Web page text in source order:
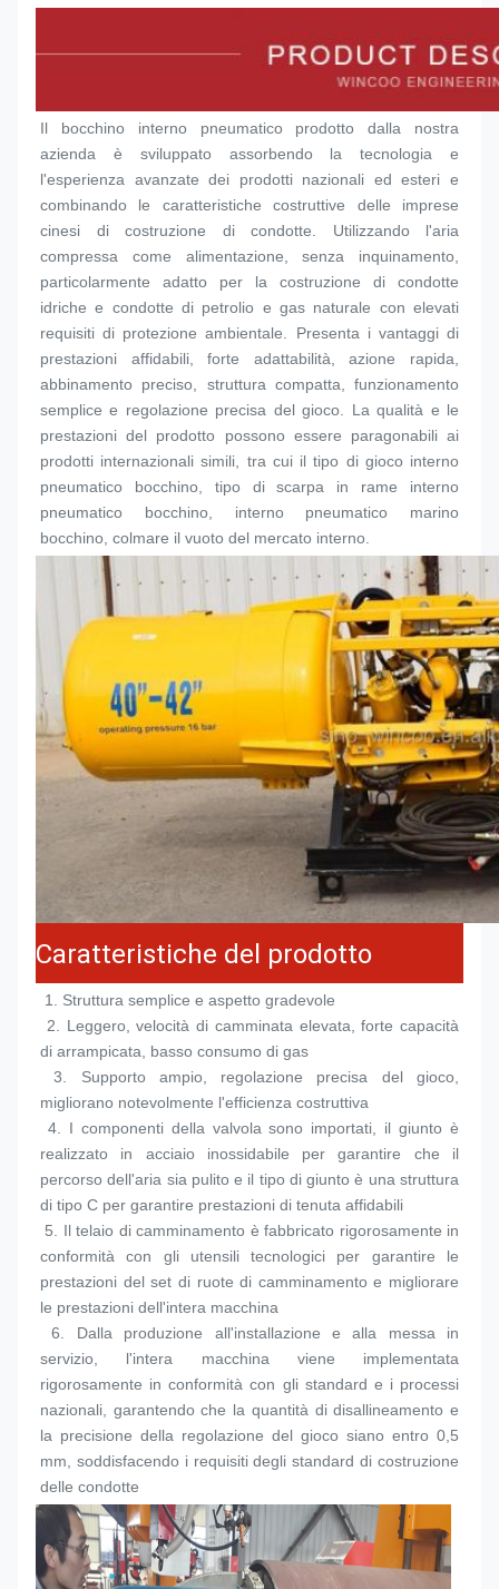
Il bocchino interno pneumatico prodotto dalla nostra
azienda è sviluppato assorbendo la tecnologia e
l'esperienza avanzate dei prodotti nazionali ed esteri e
combinando le caratteristiche costruttive delle imprese
cinesi di costruzione di condotte. Utilizzando l'aria
compressa come alimentazione, senza inquinamento,
particolarmente adatto per la costruzione di condotte
idriche e condotte di petrolio e gas naturale con elevati
requisiti di protezione ambientale. Presenta i vantaggi di
prestazioni affidabili, forte adattabilità, azione rapida,
abbinamento preciso, struttura compatta, funzionamento
semplice e regolazione precisa del gioco. La qualità e le
prestazioni del prodotto possono essere paragonabili ai
prodotti internazionali simili, tra cui il tipo di gioco interno
pneumatico bocchino, tipo di scarpa in rame interno
pneumatico bocchino
bocchino , colmare il vuoto del mercato interno.
Caratteristiche del prodotto
1. Struttura semplice e aspetto gradevole
2. Leggero, velocità di camminata elevata, forte capacità
di arrampicata, basso consumo di gas
3. Supporto ampio, regolazione precisa del gioco,
migliorano notevolmente l'efficienza costruttiva
4. I componenti della valvola sono importati, il giunto è
realizzato in acciaio inossidabile per garantire che il
percorso dell'aria sia pulito e il tipo di giunto è una struttura
di tipo C per garantire prestazioni di tenuta affidabili
5. Il telaio di camminamento è fabbricato rigorosamente in
conformità con gli utensili tecnologici per garantire le
prestazioni del set di ruote di camminamento e migliorare
le prestazioni dell'intera macchina
6. Dalla produzione all'installazione e alla messa in
servizio, l'intera macchina viene implementata
rigorosamente in conformità con gli standard e i processi
nazionali, garantendo che la quantità di disallineamento e
la precisione della regolazione del gioco siano entro 0,5
mm, soddisfacendo i requisiti degli standard di costruzione
delle condotte